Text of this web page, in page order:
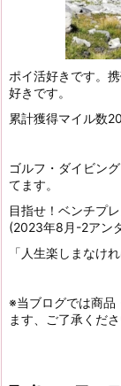
ポイ活好きです。
好きです。
累計獲得マイル数
ゴルフ・ダイビン
てます。
目指せ！ベンチプ
(2023年8月-2アン
「人生楽しまなけ
※当ブログでは商品
ます、ご了承くだ